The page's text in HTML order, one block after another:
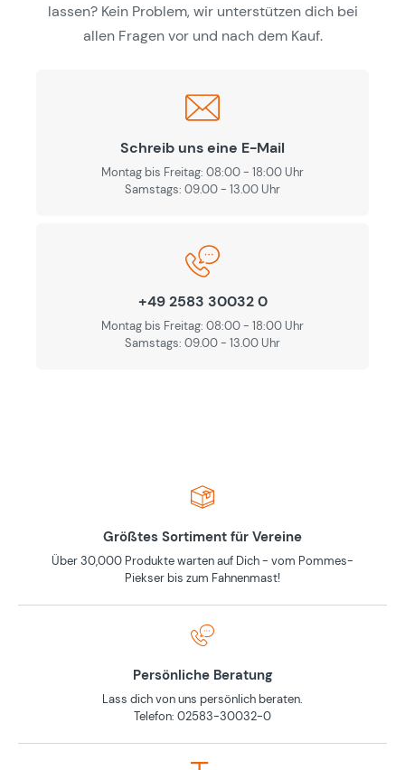
lassen? Kein Problem, wir unterstützen dich bei
allen Fragen vor und nach dem Kauf.
Schreib uns eine E-Mail
Montag bis Freitag: 08:00 - 18:00 Uhr
Samstags: 09.00 - 13.00 Uhr
+49 2583 30032 0
Montag bis Freitag: 08:00 - 18:00 Uhr
Samstags: 09.00 - 13.00 Uhr
Größtes Sortiment für Vereine
Über 30,000 Produkte warten auf Dich - vom Pommes-
Piekser bis zum Fahnenmast!
Persönliche Beratung
Lass dich von uns persönlich beraten.
Telefon: 02583-30032-0